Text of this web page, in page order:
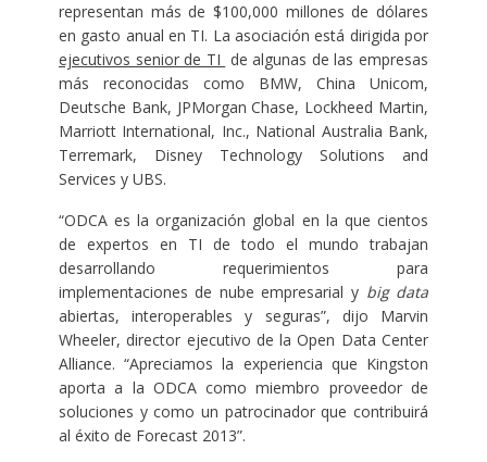
representan más de $100,000 millones de dólares
en gasto anual en TI. La asociación está dirigida por
ejecutivos senior de TI de algunas de las empresas
más reconocidas como BMW, China Unicom,
Deutsche Bank, JPMorgan Chase, Lockheed Martin,
Marriott International, Inc., National Australia Bank,
Terremark, Disney Technology Solutions and
Services y UBS.
“ODCA es la organización global en la que cientos
de expertos en TI de todo el mundo trabajan
desarrollando requerimientos para
implementaciones de nube empresarial y big data
abiertas, interoperables y seguras”, dijo Marvin
Wheeler, director ejecutivo de la Open Data Center
Alliance. “Apreciamos la experiencia que Kingston
aporta a la ODCA como miembro proveedor de
soluciones y como un patrocinador que contribuirá
al éxito de Forecast 2013”.